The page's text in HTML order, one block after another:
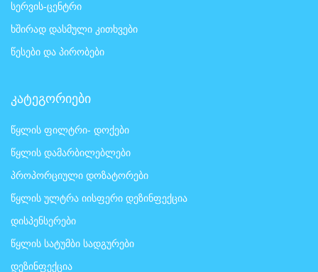
სერვის-ცენტრი
ხშირად დასმული კითხვები
წესები და პირობები
კატეგორიები
წყლის ფილტრი- დოქები
წყლის დამარბილებლები
პროპორციული დოზატორები
წყლის ულტრა იისფერი დეზინფექცია
დისპენსერები
წყლის სატუმბი სადგურები
დეზინფექცია